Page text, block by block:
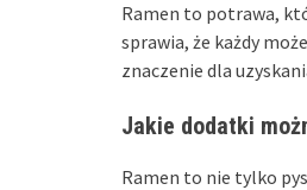
Ramen to potrawa,
sprawia, że każdy
znaczenie dla
Jakie dodatki
Ramen to nie tylko